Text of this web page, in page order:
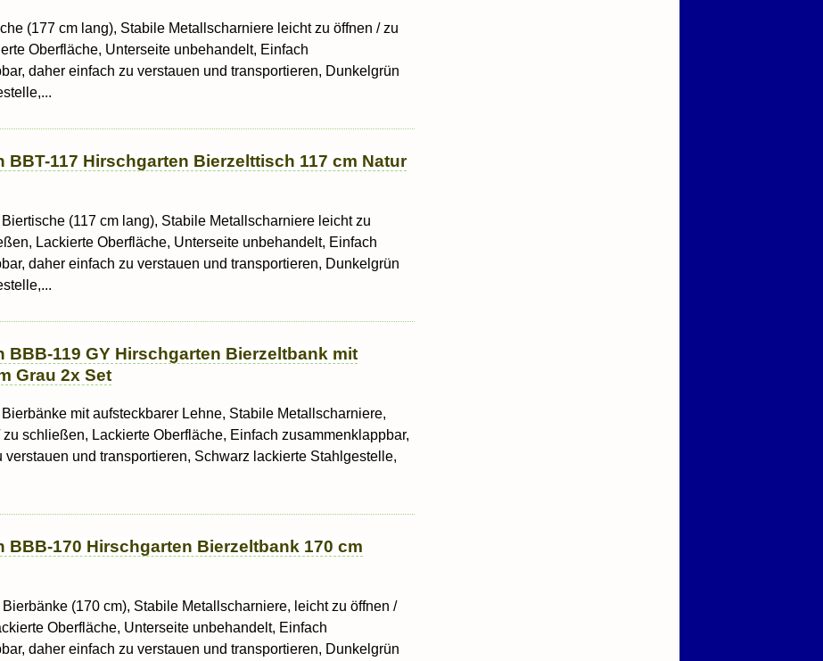
(177 cm lang), Stabile Metallscharniere leicht zu öffnen / zu
Oberfläche, Unterseite unbehandelt, Einfach
daher einfach zu verstauen und transportieren, Dunkelgrün
BBT-117 Hirschgarten Bierzelttisch 117 cm Natur
(117 cm lang), Stabile Metallscharniere leicht zu
Lackierte Oberfläche, Unterseite unbehandelt, Einfach
daher einfach zu verstauen und transportieren, Dunkelgrün
BBB-119 GY Hirschgarten Bierzeltbank mit
Grau 2x Set
mit aufsteckbarer Lehne, Stabile Metallscharniere,
zu schließen, Lackierte Oberfläche, Einfach zusammenklappbar,
verstauen und transportieren, Schwarz lackierte Stahlgestelle,
BBB-170 Hirschgarten Bierzeltbank 170 cm
(170 cm), Stabile Metallscharniere, leicht zu öffnen /
Oberfläche, Unterseite unbehandelt, Einfach
daher einfach zu verstauen und transportieren, Dunkelgrün